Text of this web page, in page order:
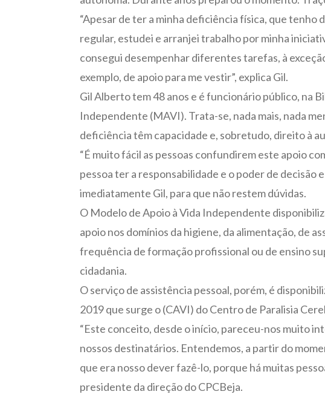
“Apesar de ter a minha deficiência física, que tenho
regular, estudei e arranjei trabalho por minha
consegui desempenhar diferentes tarefas, à
exemplo, de apoio para me vestir”, explica Gil.
Gil Alberto tem 48 anos e é funcionário público, na
Independente (MAVI). Trata-se, nada mais, nada
deficiência têm capacidade e, sobretudo, direito à
“É muito fácil as pessoas confundirem este apoio
pessoa ter a responsabilidade e o poder de decisão
imediatamente Gil, para que não restem dúvidas.
O Modelo de Apoio à Vida Independente
apoio nos domínios da higiene, da alimentação, de
frequência de formação profissional ou de ensino
cidadania.
O serviço de assistência pessoal, porém, é
2019 que surge o (CAVI) do Centro de Paralisia
“Este conceito, desde o início, pareceu-nos muito
nossos destinatários. Entendemos, a partir do
que era nosso dever fazê-lo, porque há muitas
presidente da direção do CPCBeja.